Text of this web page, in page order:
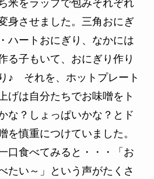
米をラップで包みそれぞれ
身させました。三角おにぎ
ハートおにぎり、なかには
る子もいて、おにぎり作り
♪ それを、ホットプレート
げは自分たちでお味噌をト
な？しょっぱいかな？とド
を慎重につけていました。
口食べてみると・・・「お
たい～」という声がたくさ